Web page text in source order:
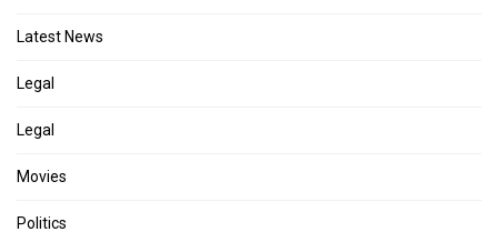
Latest News
Legal
Legal
Movies
Politics